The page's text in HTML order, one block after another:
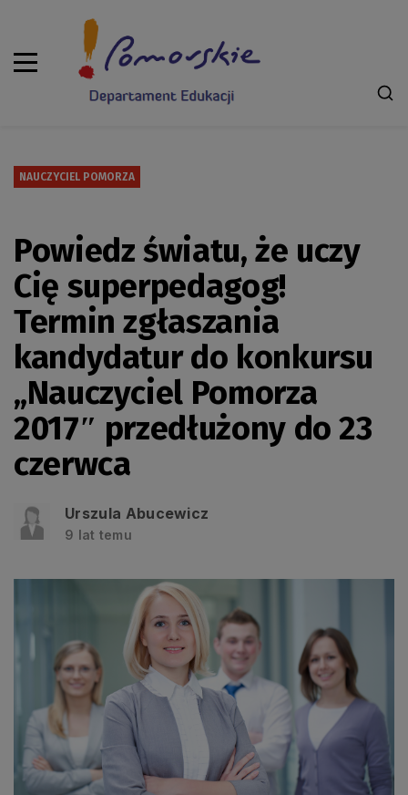
NAUCZYCIEL POMORZA
Powiedz światu, że uczy
Cię superpedagog!
Termin zgłaszania
kandydatur do konkursu
„Nauczyciel Pomorza
2017″ przedłużony do 23
czerwca
Urszula Abucewicz
9 lat temu